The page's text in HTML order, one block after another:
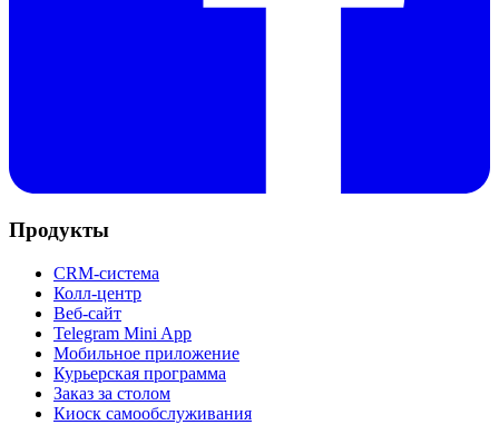
Продукты
CRM-система
Колл-центр
Веб-сайт
Telegram Mini App
Мобильное приложение
Курьерская программа
Заказ за столом
Киоск самообслуживания